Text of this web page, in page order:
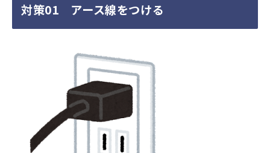
対策01 アース線をつける